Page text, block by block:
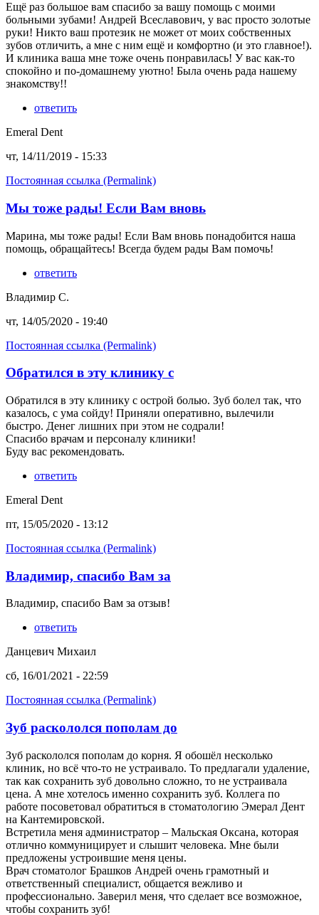
Ещё раз большое вам спасибо за вашу помощь с моими
больными зубами! Андрей Всеславович, у вас просто золотые
руки! Никто ваш протезик не может от моих собственных
зубов отличить, а мне с ним ещё и комфортно (и это главное!).
И клиника ваша мне тоже очень понравилась! У вас как-то
спокойно и по-домашнему уютно! Была очень рада нашему
знакомству!!
ответить
Emeral Dent
чт, 14/11/2019 - 15:33
Постоянная ссылка (Permalink)
Мы тоже рады! Если Вам вновь
Марина, мы тоже рады! Если Вам вновь понадобится наша
помощь, обращайтесь! Всегда будем рады Вам помочь!
ответить
Владимир С.
чт, 14/05/2020 - 19:40
Постоянная ссылка (Permalink)
Обратился в эту клинику с
Обратился в эту клинику с острой болью. Зуб болел так, что
казалось, с ума сойду! Приняли оперативно, вылечили
быстро. Денег лишних при этом не содрали!
Спасибо врачам и персоналу клиники!
Буду вас рекомендовать.
ответить
Emeral Dent
пт, 15/05/2020 - 13:12
Постоянная ссылка (Permalink)
Владимир, спасибо Вам за
Владимир, спасибо Вам за отзыв!
ответить
Данцевич Михаил
сб, 16/01/2021 - 22:59
Постоянная ссылка (Permalink)
Зуб раскололся пополам до
Зуб раскололся пополам до корня. Я обошёл несколько
клиник, но всё что-то не устраивало. То предлагали удаление,
так как сохранить зуб довольно сложно, то не устраивала
цена. А мне хотелось именно сохранить зуб. Коллега по
работе посоветовал обратиться в стоматологию Эмерал Дент
на Кантемировской.
Встретила меня администратор – Мальская Оксана, которая
отлично коммуницирует и слышит человека. Мне были
предложены устроившие меня цены.
Врач стоматолог Брашков Андрей очень грамотный и
ответственный специалист, общается вежливо и
профессионально. Заверил меня, что сделает все возможное,
чтобы сохранить зуб!